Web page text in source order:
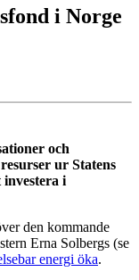
i Norge
och
ur Statens
i
den kommande
Erna Solbergs (se
energi öka.